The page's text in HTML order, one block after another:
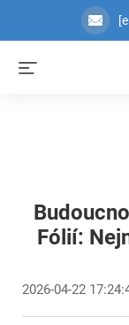
Fólií:
2026-04-22